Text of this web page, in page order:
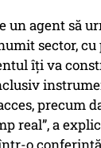
un agent să
sector,
îți va
precum
real”, a